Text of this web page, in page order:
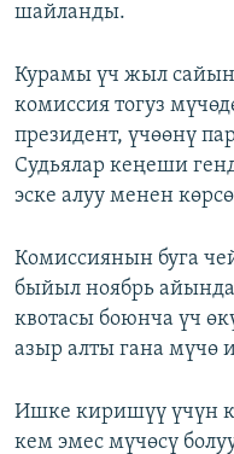
шайланды.
Курамы үч жыл
комиссия тогуз
президент, үчөөнү
Судьялар кеңеши
эске алуу менен
Комиссиянын буга
быйыл ноябрь
квотасы боюнча үч
азыр алты гана мүчө
Ишке киришүү үчүн
кем эмес мүчөсү